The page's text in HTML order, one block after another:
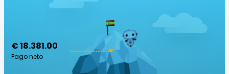
€ 18.381.00
Pago neto